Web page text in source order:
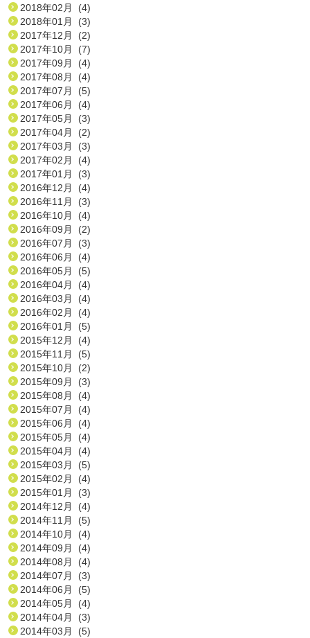
2018年02月 (4)
2018年01月 (3)
2017年12月 (2)
2017年10月 (7)
2017年09月 (4)
2017年08月 (4)
2017年07月 (5)
2017年06月 (4)
2017年05月 (3)
2017年04月 (2)
2017年03月 (3)
2017年02月 (4)
2017年01月 (3)
2016年12月 (4)
2016年11月 (3)
2016年10月 (4)
2016年09月 (2)
2016年07月 (3)
2016年06月 (4)
2016年05月 (5)
2016年04月 (4)
2016年03月 (4)
2016年02月 (4)
2016年01月 (5)
2015年12月 (4)
2015年11月 (5)
2015年10月 (2)
2015年09月 (3)
2015年08月 (4)
2015年07月 (4)
2015年06月 (4)
2015年05月 (4)
2015年04月 (4)
2015年03月 (5)
2015年02月 (4)
2015年01月 (3)
2014年12月 (4)
2014年11月 (5)
2014年10月 (4)
2014年09月 (4)
2014年08月 (4)
2014年07月 (3)
2014年06月 (5)
2014年05月 (4)
2014年04月 (3)
2014年03月 (5)